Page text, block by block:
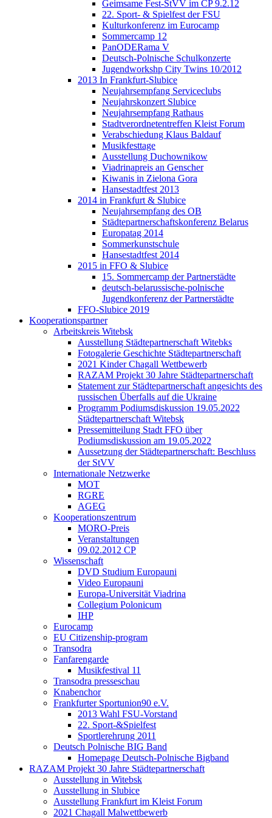
Geimsame Fest-StVV im CP 9.2.12
22. Sport- & Spielfest der FSU
Kulturkonferenz im Eurocamp
Sommercamp 12
PanODERama V
Deutsch-Polnische Schulkonzerte
Jugendworkshp City Twins 10/2012
2013 In Frankfurt-Slubice
Neujahrsempfang Serviceclubs
Neujahrskonzert Slubice
Neujahrsempfang Rathaus
Stadtverordnetentreffen Kleist Forum
Verabschiedung Klaus Baldauf
Musikfesttage
Ausstellung Duchownikow
Viadrinapreis an Genscher
Kiwanis in Zielona Gora
Hansestadtfest 2013
2014 in Frankfurt & Slubice
Neujahrsempfang des OB
Städtepartnerschaftskonferenz Belarus
Europatag 2014
Sommerkunstschule
Hansestadtfest 2014
2015 in FFO & Slubice
15. Sommercamp der Partnerstädte
deutsch-belarussische-polnische
Jugendkonferenz der Partnerstädte
FFO-Slubice 2019
Kooperationspartner
Arbeitskreis Witebsk
Ausstellung Städtepartnerschaft Witebks
Fotogalerie Geschichte Städtepartnerschaft
2021 Kinder Chagall Wettbewerb
RAZAM Projekt 30 Jahre Städtepartnerschaft
Statement zur Städtepartnerschaft angesichts des
russischen Überfalls auf die Ukraine
Programm Podiumsdiskussion 19.05.2022
Städtepartnerschaft Witebsk
Pressemitteilung Stadt FFO über
Podiumsdiskussion am 19.05.2022
Aussetzung der Städtepartnerschaft: Beschluss
der StVV
Internationale Netzwerke
MOT
RGRE
AGEG
Kooperationszentrum
MORO-Preis
Veranstaltungen
09.02.2012 CP
Wissenschaft
DVD Studium Europauni
Video Europauni
Europa-Universität Viadrina
Collegium Polonicum
IHP
Eurocamp
EU Citizenship-program
Transodra
Fanfarengarde
Musikfestival 11
Transodra presseschau
Knabenchor
Frankfurter Sportunion90 e.V.
2013 Wahl FSU-Vorstand
22. Sport-&Spielfest
Sportlerehrung 2011
Deutsch Polnische BIG Band
Homepage Deutsch-Polnische Bigband
RAZAM Projekt 30 Jahre Städtepartnerschaft
Ausstellung in Witebsk
Ausstellung in Slubice
Ausstellung Frankfurt im Kleist Forum
2021 Chagall Malwettbewerb